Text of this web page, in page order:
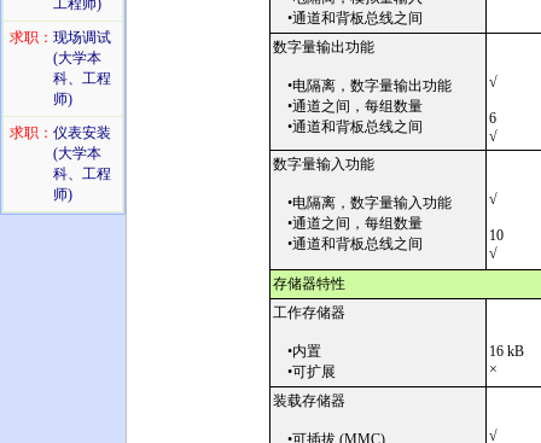
工程师)
求职： 现场调试
(大学本
科、工程
师)
求职： 仪表安装
(大学本
科、工程
师)
•通道和背板总线之间
数字量输出功能
•电隔离，数字量输出功能
•通道之间，每组数量
•通道和背板总线之间
√
6
√
数字量输入功能
•电隔离，数字量输入功能
•通道之间，每组数量
•通道和背板总线之间
√
10
√
存储器特性
工作存储器
•内置
•可扩展
16 kB
×
装载存储器
•可插拔 (MMC)
√